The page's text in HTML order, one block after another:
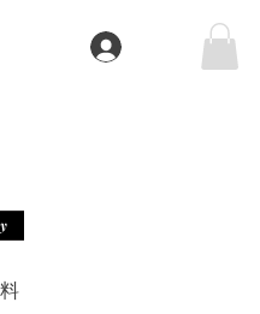
Iniciar sesión